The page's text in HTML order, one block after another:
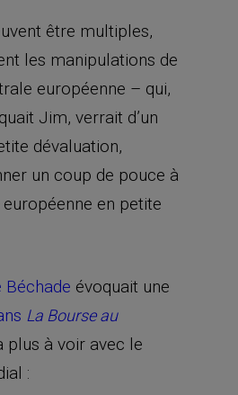
être multiples,
les manipulations de
européenne – qui,
Jim, verrait d’un
dévaluation,
un coup de pouce à
en petite
Béchade évoquait une
La Bourse au
plus à voir avec le
: